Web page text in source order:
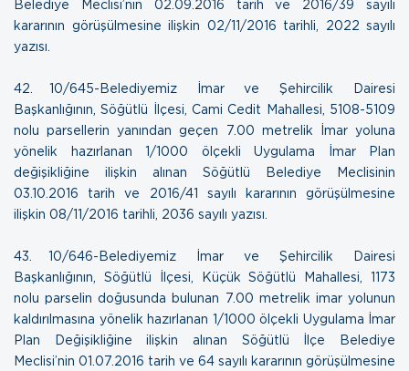
Belediye Meclisi’nin 02.09.2016 tarih ve 2016/39 sayılı
kararının görüşülmesine ilişkin 02/11/2016 tarihli, 2022 sayılı
yazısı.
42. 10/645-Belediyemiz İmar ve Şehircilik Dairesi
Başkanlığının, Söğütlü İlçesi, Cami Cedit Mahallesi, 5108-5109
nolu parsellerin yanından geçen 7.00 metrelik İmar yoluna
yönelik hazırlanan 1/1000 ölçekli Uygulama İmar Plan
değişikliğine ilişkin alınan Söğütlü Belediye Meclisinin
03.10.2016 tarih ve 2016/41 sayılı kararının görüşülmesine
ilişkin 08/11/2016 tarihli, 2036 sayılı yazısı.
43. 10/646-Belediyemiz İmar ve Şehircilik Dairesi
Başkanlığının, Söğütlü İlçesi, Küçük Söğütlü Mahallesi, 1173
nolu parselin doğusunda bulunan 7.00 metrelik imar yolunun
kaldırılmasına yönelik hazırlanan 1/1000 ölçekli Uygulama İmar
Plan Değişikliğine ilişkin alınan Söğütlü İlçe Belediye
Meclisi’nin 01.07.2016 tarih ve 64 sayılı kararının görüşülmesine